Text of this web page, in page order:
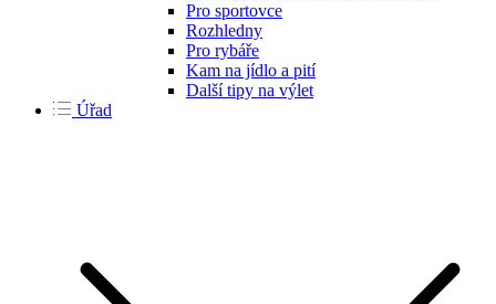
Pro sportovce
Rozhledny
Pro rybáře
Kam na jídlo a pití
Další tipy na výlet
Úřad